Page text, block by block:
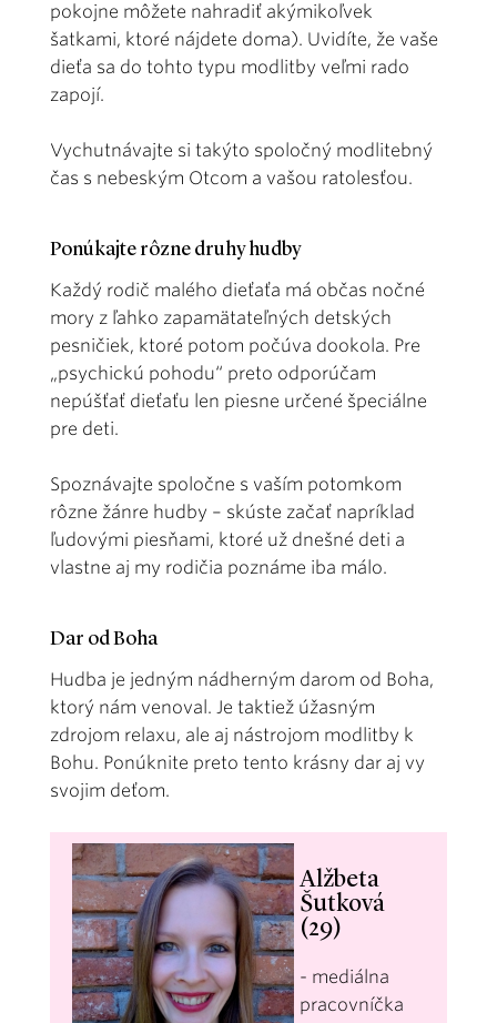
pokojne môžete nahradiť akýmikoľvek
šatkami, ktoré nájdete doma). Uvidíte, že vaše
dieťa sa do tohto typu modlitby veľmi rado
zapojí.
Vychutnávajte si takýto spoločný modlitebný
čas s nebeským Otcom a vašou ratolesťou.
Ponúkajte rôzne druhy hudby
Každý rodič malého dieťaťa má občas nočné
mory z ľahko zapamätateľných detských
pesničiek, ktoré potom počúva dookola. Pre
„psychickú pohodu“ preto odporúčam
nepúšťať dieťaťu len piesne určené špeciálne
pre deti.
Spoznávajte spoločne s vaším potomkom
rôzne žánre hudby – skúste začať napríklad
ľudovými piesňami, ktoré už dnešné deti a
vlastne aj my rodičia poznáme iba málo.
Dar od Boha
Hudba je jedným nádherným darom od Boha,
ktorý nám venoval. Je taktiež úžasným
zdrojom relaxu, ale aj nástrojom modlitby k
Bohu. Ponúknite preto tento krásny dar aj vy
svojim deťom.
Alžbeta
Šutková
(29)
- mediálna
pracovníčka